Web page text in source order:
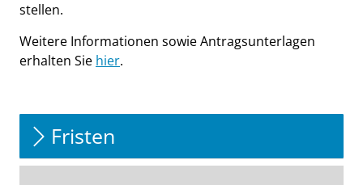
stellen.
Weitere Informationen sowie Antragsunterlagen
erhalten Sie hier.
Fristen